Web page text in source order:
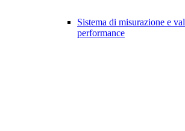
Sistema di misurazione e
performance